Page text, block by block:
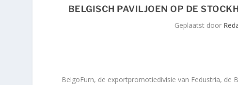
BELGISCH PAVILJOEN OP DE
Geplaatst door
BelgoFurn, de exportpromotiedivisie van Fedustria, de